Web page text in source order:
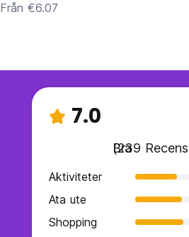
Från €6.07
7.0
Bra
(239
Aktiviteter
Ata ute
Shopping